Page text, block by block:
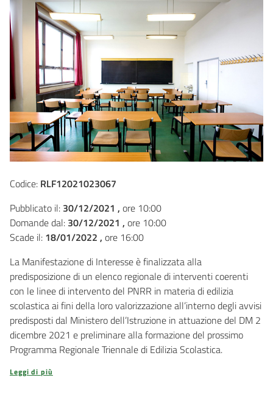
Codice: RLF12021023067
Pubblicato il: 30/12/2021 , ore 10:00
Domande dal: 30/12/2021 , ore 10:00
Scade il: 18/01/2022 , ore 16:00
La Manifestazione di Interesse è finalizzata alla
predisposizione di un elenco regionale di interventi coerenti
con le linee di intervento del PNRR in materia di edilizia
scolastica ai fini della loro valorizzazione all’interno degli avvisi
predisposti dal Ministero dell’Istruzione in attuazione del DM 2
dicembre 2021 e preliminare alla formazione del prossimo
Programma Regionale Triennale di Edilizia Scolastica.
Leggi di più